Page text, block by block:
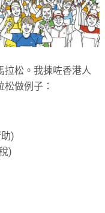
拉松。我揀咗香港人
做例子：
)
)